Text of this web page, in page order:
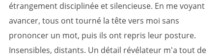
étrangement disciplinée et silencieuse. En me voyant
avancer, tous ont tourné la tête vers moi sans
prononcer un mot, puis ils ont repris leur posture.
Insensibles, distants. Un détail révélateur m'a tout de